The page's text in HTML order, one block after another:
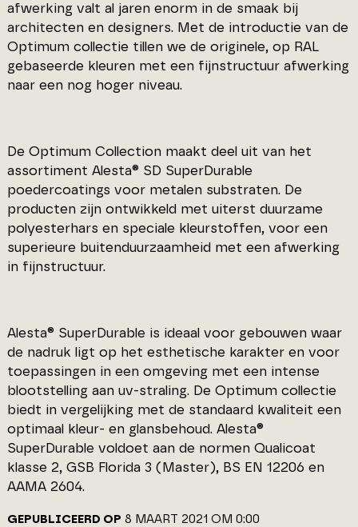
afwerking valt al jaren enorm in de smaak bij
architecten en designers. Met de introductie van de
Optimum collectie tillen we de originele, op RAL
gebaseerde kleuren met een fijnstructuur afwerking
naar een nog hoger niveau.
De Optimum Collection maakt deel uit van het
assortiment Alesta® SD SuperDurable
poedercoatings voor metalen substraten. De
producten zijn ontwikkeld met uiterst duurzame
polyesterhars en speciale kleurstoffen, voor een
superieure buitenduurzaamheid met een afwerking
in fijnstructuur.
Alesta® SuperDurable is ideaal voor gebouwen waar
de nadruk ligt op het esthetische karakter en voor
toepassingen in een omgeving met een intense
blootstelling aan uv-straling. De Optimum collectie
biedt in vergelijking met de standaard kwaliteit een
optimaal kleur- en glansbehoud. Alesta®
SuperDurable voldoet aan de normen Qualicoat
klasse 2, GSB Florida 3 (Master), BS EN 12206 en
AAMA 2604.
GEPUBLICEERD OP 8 MAART 2021 OM 0:00